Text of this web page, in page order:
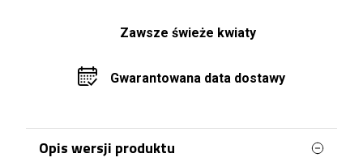
Zawsze świeże kwiaty
Gwarantowana data dostawy
Opis wersji produktu